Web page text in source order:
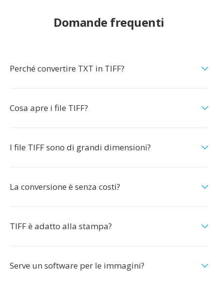
Domande frequenti
Perché convertire TXT in TIFF?
Cosa apre i file TIFF?
I file TIFF sono di grandi dimensioni?
La conversione è senza costi?
TIFF è adatto alla stampa?
Serve un software per le immagini?